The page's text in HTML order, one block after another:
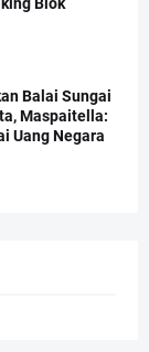
Balai Sungai
Maspaitella:
Uang Negara